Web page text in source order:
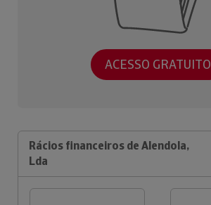
ACESSO GRATUITO
Rácios financeiros de Alendola,
Lda